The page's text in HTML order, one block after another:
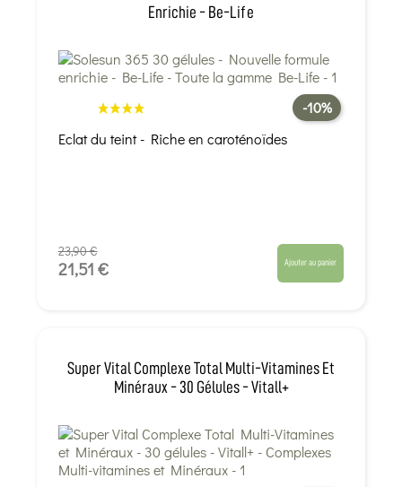
Enrichie - Be-Life
-10%
Eclat du teint - Riche en caroténoïdes
23,90 €
21,51 € Ajouter au panier
Super Vital Complexe Total Multi-Vitamines Et
Minéraux - 30 Gélules - Vitall+